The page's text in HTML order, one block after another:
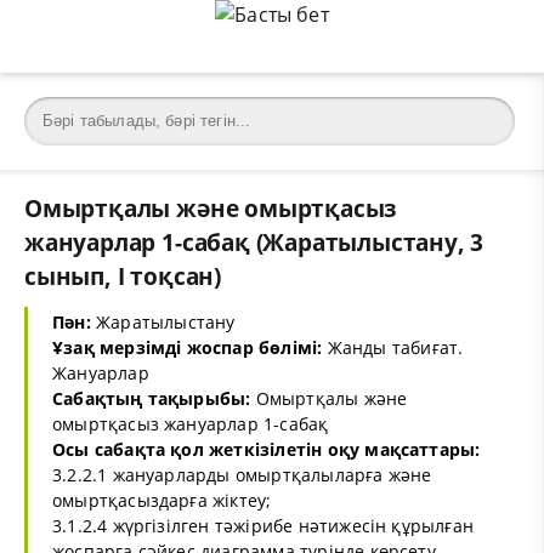
Омыртқалы және омыртқасыз
жануарлар 1-сабақ (Жаратылыстану, 3
сынып, I тоқсан)
Пән:Жаратылыстану
Ұзақ мерзімді жоспар бөлімі: Жанды табиғат.
Жануарлар
Сабақтың тақырыбы: Омыртқалы және
омыртқасыз жануарлар 1-сабақ
Осы сабақта қол жеткізілетін оқу мақсаттары:
3.2.2.1 жануарларды омыртқалыларға және
омыртқасыздарға жіктеу;
3.1.2.4 жүргізілген тәжірибе нәтижесін құрылған